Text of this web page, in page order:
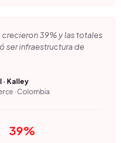
crecieron 39% y las totales
ser infraestructura de
Kalley
· Colombia
39%